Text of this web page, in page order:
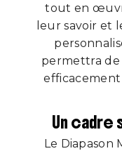
tout en
leur savoir et
permettra
Un cadre
Le Diapason